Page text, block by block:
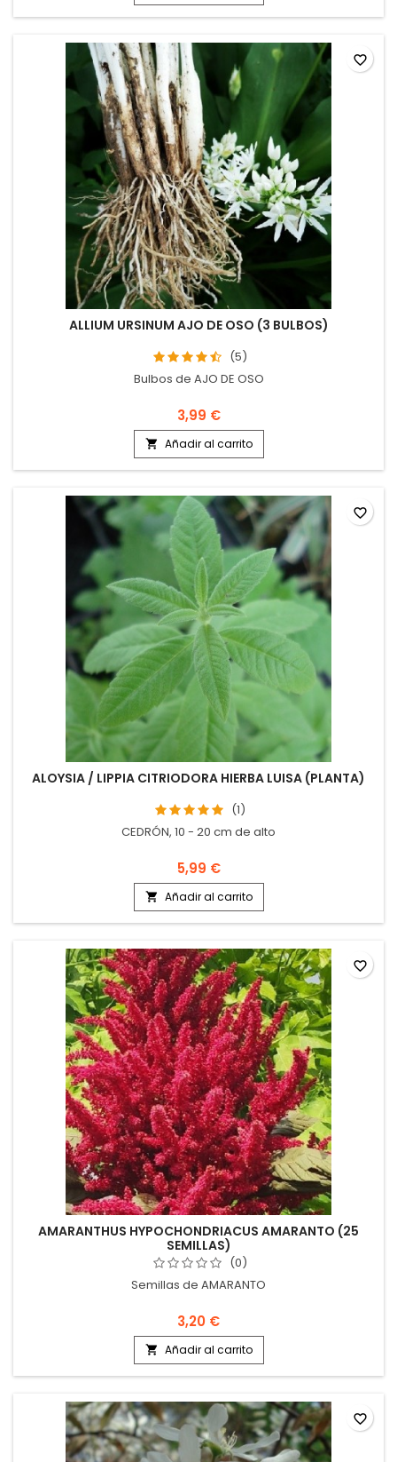
ALLIUM URSINUM AJO DE OSO (3 BULBOS)
(5)
Bulbos de AJO DE OSO
3,99 €
 Añadir al carrito
favorite_border
ALOYSIA / LIPPIA CITRIODORA HIERBA LUISA (PLANTA)
(1)
CEDRÓN, 10 - 20 cm de alto
5,99 €
 Añadir al carrito
favorite_border
AMARANTHUS HYPOCHONDRIACUS AMARANTO (25
SEMILLAS)
(0)
Semillas de AMARANTO
3,20 €
 Añadir al carrito
favorite_border
favorite_border